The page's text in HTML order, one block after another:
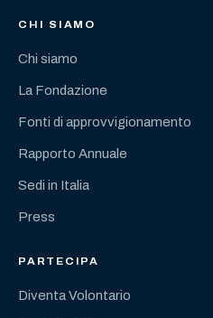
CHI SIAMO
Chi siamo
La Fondazione
Fonti di approvvigionamento
Rapporto Annuale
Sedi in Italia
Press
PARTECIPA
Diventa Volontario